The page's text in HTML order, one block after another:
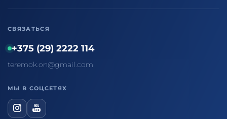
СВЯЗАТЬСЯ
+375 (29) 2222 114
teremok.on@gmail.com
МЫ В СОЦСЕТЯХ